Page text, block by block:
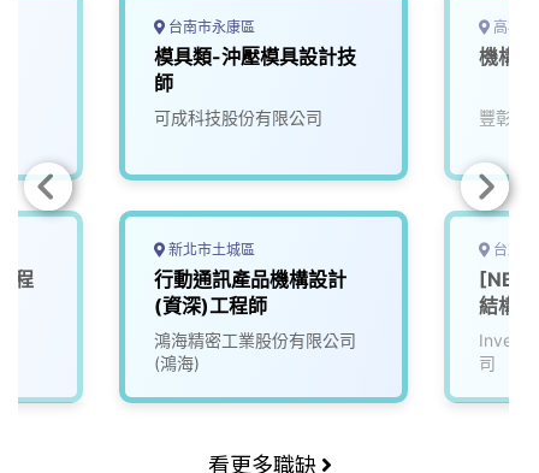
程
台南市永康區
模具類-沖壓模具設計技
師
可成科技股份有限公司
新北市土城區
行動通訊產品機構設計
(資深)工程師
鴻海精密工業股份有限公司
(鴻海)
高雄
機構
豐彰國
台北
[NB/
結構
司
看更多職缺